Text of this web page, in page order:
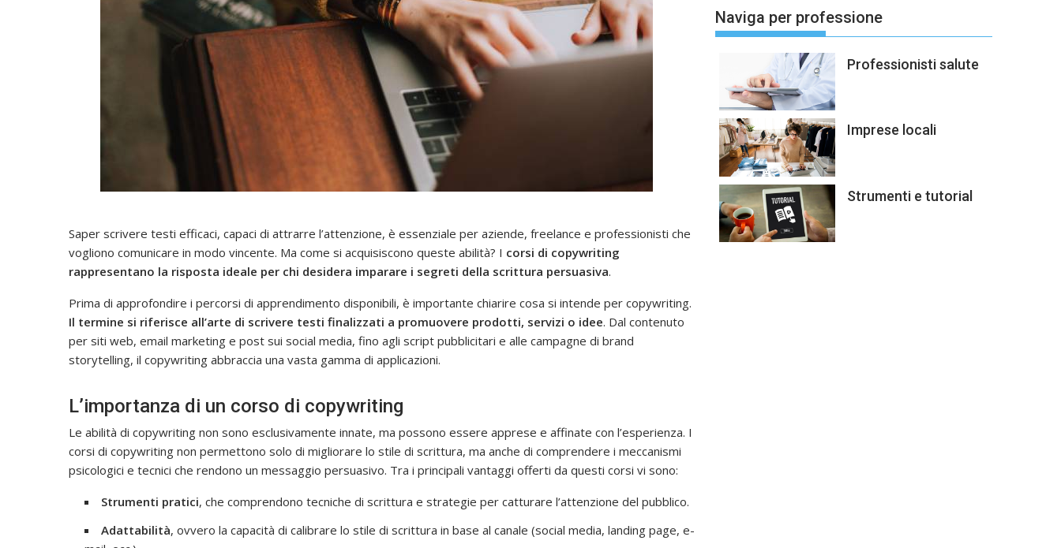
Saper scrivere testi efficaci, capaci di attrarre l’attenzione, è essenziale per aziende, freelance e professionisti che
vogliono comunicare in modo vincente. Ma come si acquisiscono queste abilità? I corsi di copywriting
rappresentano la risposta ideale per chi desidera imparare i segreti della scrittura persuasiva.
Prima di approfondire i percorsi di apprendimento disponibili, è importante chiarire cosa si intende per copywriting.
Il termine si riferisce all’arte di scrivere testi finalizzati a promuovere prodotti, servizi o idee. Dal contenuto
per siti web, email marketing e post sui social media, fino agli script pubblicitari e alle campagne di brand
storytelling, il copywriting abbraccia una vasta gamma di applicazioni.
L’importanza di un corso di copywriting
Le abilità di copywriting non sono esclusivamente innate, ma possono essere apprese e affinate con l’esperienza. I
corsi di copywriting non permettono solo di migliorare lo stile di scrittura, ma anche di comprendere i meccanismi
psicologici e tecnici che rendono un messaggio persuasivo. Tra i principali vantaggi offerti da questi corsi vi sono:
Strumenti pratici, che comprendono tecniche di scrittura e strategie per catturare l’attenzione del pubblico.
Adattabilità, ovvero la capacità di calibrare lo stile di scrittura in base al canale (social media, landing page, e-
Naviga per professione
Professionisti salute
Imprese locali
Strumenti e tutorial